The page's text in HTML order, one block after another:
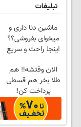
تبلیغات
ماشین دنا داری و
میخوای بفروشی؟؟
اینجا راحت و سریع
الان وقتشه‼️ هم
طلا بخر هم قسطی
پرداخت کن!